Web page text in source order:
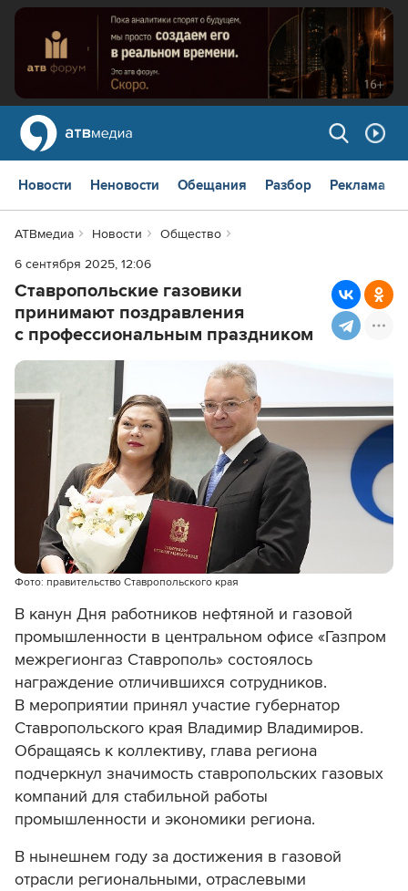
Новости Неновости Обещания Разбор Реклама
АТВмедиа Новости
Общество
6 сентября 2025, 12:06
Ставропольские газовики
принимают поздравления
с профессиональным праздником
Фото: правительство Ставропольского края
В канун Дня работников нефтяной и газовой
промышленности в центральном офисе «Газпром
межрегионгаз Ставрополь» состоялось
награждение отличившихся сотрудников.
В мероприятии принял участие губернатор
Ставропольского края Владимир Владимиров.
Обращаясь к коллективу, глава региона
подчеркнул значимость ставропольских газовых
компаний для стабильной работы
промышленности и экономики региона.
В нынешнем году за достижения в газовой
отрасли региональными, отраслевыми